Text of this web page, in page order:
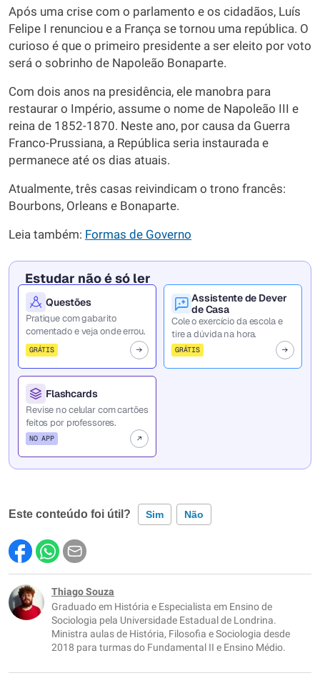
Após uma crise com o parlamento e os cidadãos, Luís
Felipe I renunciou e a França se tornou uma república. O
curioso é que o primeiro presidente a ser eleito por voto
será o sobrinho de Napoleão Bonaparte.
Com dois anos na presidência, ele manobra para
restaurar o Império, assume o nome de Napoleão III e
reina de 1852-1870. Neste ano, por causa da Guerra
Franco-Prussiana, a República seria instaurada e
permanece até os dias atuais.
Atualmente, três casas reivindicam o trono francês:
Bourbons, Orleans e Bonaparte.
Leia também: Formas de Governo
Estudar não é só ler
Questões
Pratique com gabarito
comentado e veja onde errou.
GRÁTIS
Assistente de Dever
de Casa
Cole o exercício da escola e
tire a dúvida na hora.
GRÁTIS
Flashcards
Revise no celular com cartões
feitos por professores.
NO APP
Este conteúdo foi útil? Sim Não
Este conteúdo contém informação incorreta
Este conteúdo não tem a informação que procuro
Outro
Thiago Souza
Graduado em História e Especialista em Ensino de
Sociologia pela Universidade Estadual de Londrina.
Ministra aulas de História, Filosofia e Sociologia desde
2018 para turmas do Fundamental II e Ensino Médio.